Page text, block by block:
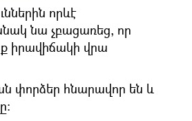
որևէ
նա չբացառեց, որ
իրավիճակի վրա
փորձեր հնարավոր են և